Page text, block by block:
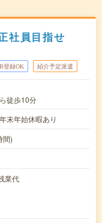
社員目指せ
登録OK 紹介予定派遣
徒歩10分
年始休暇あり
間)
業代